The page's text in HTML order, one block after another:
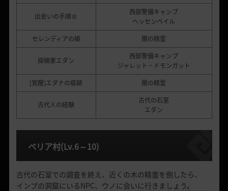
出会いの手順Ⅲ
西部警備キャンプ
ヘッセンベイル
セレンディアの姫
闇の精霊
探検家エダン
西部警備キャンプ
ジャレット・ドモンガット
[覚醒]エダナの痕跡
闇の精霊
古代人の経験
古代の石室
エダン
ベリア村(Lv.6～10)
古代の石室での調査を終え、近くの木の精霊を倒したら、
インプの洞窟にいるNPC、ウノに会いに行きましょう。